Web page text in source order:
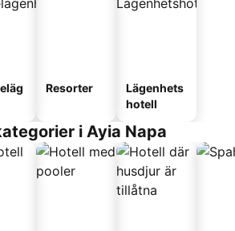
Resorter
Lägenhets
hotell
i Ayia Napa